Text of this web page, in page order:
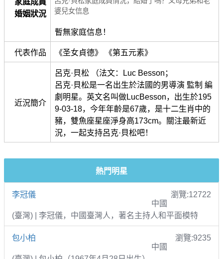
婚姻狀況
婆兒女信息
暫無家庭信息！
代表作品 《圣女貞德》 《第五元素》
近況簡介
呂克·貝松 （法文：Luc Besson；
呂克·貝松是一名出生於法國的男導演 監制 編
劇明星。英文名叫做LucBesson，出生於195
9-03-18，今年年齡是67歲，是十二生肖中的
豬，雙魚座星座淨身高173cm。關注最新近
況，一起支持呂克·貝松吧！
熱門明星
李冠儀
瀏覽:12722
中國
(臺灣) | 李冠儀，中國臺灣人，著名主持人和平面模特
包小柏
瀏覽:9235
中國